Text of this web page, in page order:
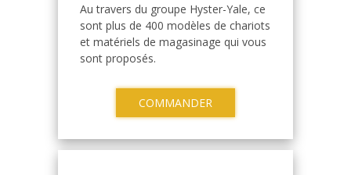
Au travers du groupe Hyster-Yale, ce
sont plus de 400 modèles de chariots
et matériels de magasinage qui vous
sont proposés.
COMMANDER